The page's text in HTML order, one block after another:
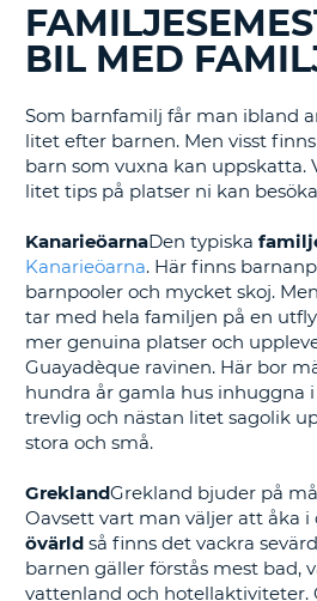
SÖKER
BLAND
BLOGGINLÄGGEN.......
BIL MED
Som barnfamilj får man ibland
litet efter barnen. Men visst
barn som vuxna kan uppskatta.
litet tips på platser ni kan
KanarieöarnaDen typiska
Kanarieöarna. Här finns
barnpooler och mycket skoj.
tar med hela familjen på en
mer genuina platser och
Guayadèque ravinen. Här bor
hundra år gamla hus inhuggna
trevlig och nästan litet sagolik
stora och små.
GreklandGrekland bjuder på
Oavsett vart man väljer att åka i
övärld så finns det vackra
barnen gäller förstås mest bad,
vattenland och hotellaktiviteter.